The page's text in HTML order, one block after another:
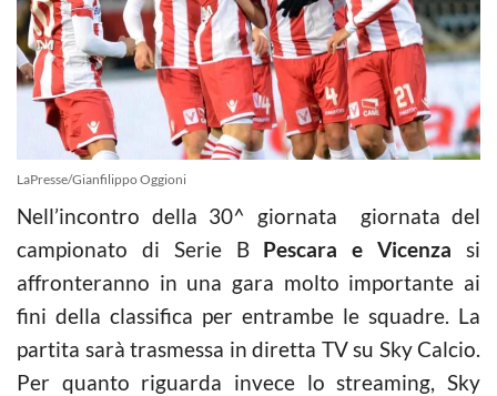
LaPresse/Gianfilippo Oggioni
Nell’incontro della 30^ giornata giornata del
campionato di Serie BPescara e Vicenzasi
affronteranno in una gara molto importante ai
fini della classifica per entrambe le squadre. La
partita sarà trasmessa in diretta TV su Sky Calcio.
Per quanto riguarda invece lo streaming, Sky